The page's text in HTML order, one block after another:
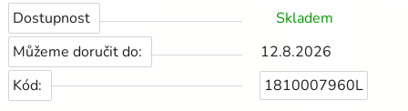
Dostupnost
Skladem
Můžeme doručit do:
12.8.2026
Kód:
1810007960L